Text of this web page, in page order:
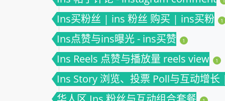
Ins买粉丝 | ins 粉丝 购买 | ins买粉 1
Ins点赞与ins曝光 - ins买赞 1
Ins Reels 点赞与播放量 reels view 1
Ins Story 浏览、投票 Poll与互动增